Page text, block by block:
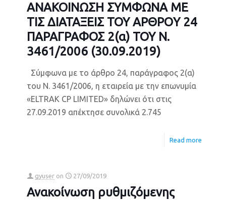
ΑΝΑΚΟΙΝΩΣΗ ΣΥΜΦΩΝΑ ΜΕ
ΤΙΣ ΔΙΑΤΑΞΕΙΣ ΤΟΥ ΑΡΘΡΟY 24
ΠΑΡΑΓΡΑΦΟΣ 2(α) ΤΟΥ Ν.
3461/2006 (30.09.2019)
Σύμφωνα με το άρθρο 24, παράγραφος 2(α)
του Ν. 3461/2006, η εταιρεία με την επωνυμία
«ELTRAK CP LIMITED» δηλώνει ότι στις
27.09.2019 απέκτησε συνολικά 2.745
Read more
gyuser on 27/09/2019
Ανακοίνωση ρυθμιζόμενης